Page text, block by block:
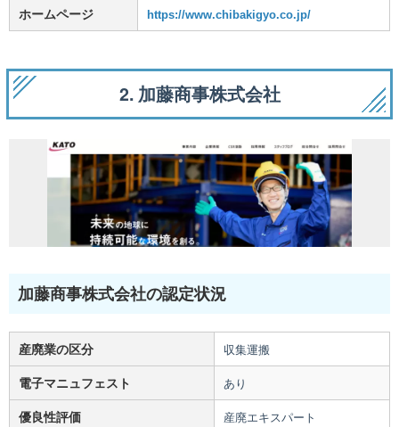
ホームページ https://www.chibakigyo.co.jp/
2. 加藤商事株式会社
加藤商事株式会社の認定状況
産廃業の区分 収集運搬
電子マニュフェスト あり
優良性評価 産廃エキスパート